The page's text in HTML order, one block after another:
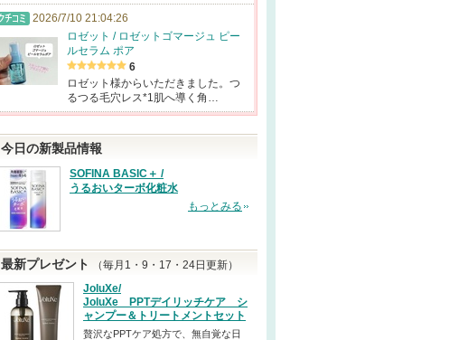
2026/7/10 21:04:26
ロゼット / ロゼットゴマージュ ピー
ルセラム ポア
6
ロゼット様からいただきました。つ
るつる毛穴レス*1肌へ導く角…
今日の新製品情報
SOFINA BASIC＋ /
うるおいターボ化粧水
もっとみる
最新プレゼント
（毎月1・9・17・24日更新）
JoluXe/
JoluXe PPTデイリッチケア シ
ャンプー＆トリートメントセット
贅沢なPPTケア処方で、無自覚な日